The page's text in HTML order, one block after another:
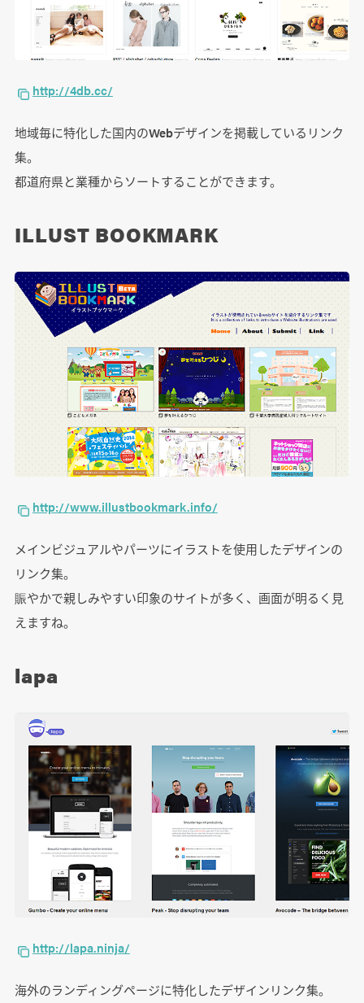
http://4db.cc/
地域毎に特化した国内のWebデザインを掲載しているリンク
集。
都道府県と業種からソートすることができます。
ILLUST BOOKMARK
http://www.illustbookmark.info/
メインビジュアルやパーツにイラストを使用したデザインの
リンク集。
賑やかで親しみやすい印象のサイトが多く、画面が明るく見
えますね。
lapa
http://lapa.ninja/
海外のランディングページに特化したデザインリンク集。